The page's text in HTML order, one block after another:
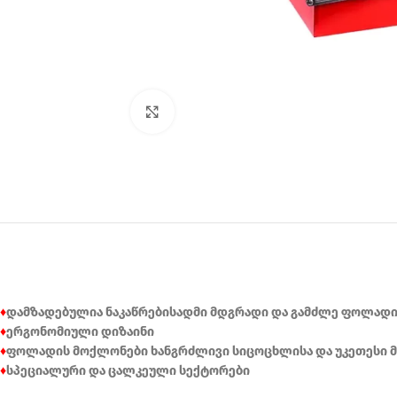
♦დამზადებულია ნაკაწრებისადმი მდგრადი და გამძლე
♦ერგონომიული დიზაინი
♦ფოლადის მოქლონები ხანგრძლივი სიცოცხლისა და უკეთესი
♦სპეციალური და ცალკეული სექტორები